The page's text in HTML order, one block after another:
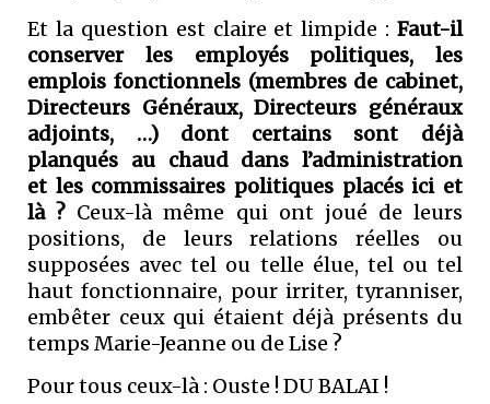
Et la question est claire et limpide : Faut-il
conserver les employés politiques, les
emplois fonctionnels (membres de cabinet,
Directeurs Généraux, Directeurs généraux
adjoints, …) dont certains sont déjà
planqués au chaud dans l’administration
et les commissaires politiques placés ici et
là ? Ceux-là même qui ont joué de leurs
positions, de leurs relations réelles ou
supposées avec tel ou telle élue, tel ou tel
haut fonctionnaire, pour irriter, tyranniser,
embêter ceux qui étaient déjà présents du
temps Marie-Jeanne ou de Lise ?
Pour tous ceux-là : Ouste ! DU BALAI !